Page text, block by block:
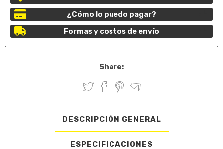
¿Cómo lo puedo pagar?
Formas y costos de envío
Share:
DESCRIPCIÓN GENERAL
ESPECIFICACIONES